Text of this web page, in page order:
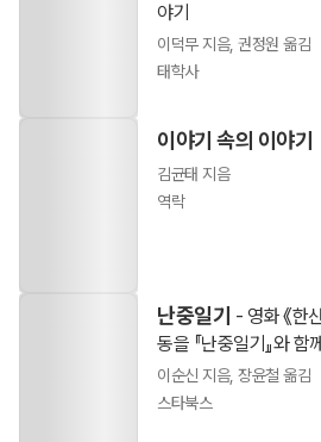
야기
이덕무 지음, 권정원 옮김
태학사
이야기 속의 이야기
김균태 지음
역락
난중일기 - 영화 《한
동을 『난중일기』와 함께
이순신 지음, 장윤철 옮김
스타북스